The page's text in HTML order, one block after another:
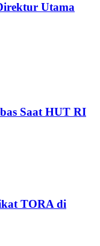
Utama
Saat HUT RI
TORA di